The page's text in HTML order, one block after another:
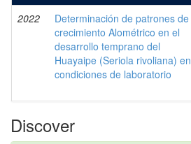
2022
Determinación de patrones de
crecimiento Alométrico en el
desarrollo temprano del
Huayaipe (Seriola rivoliana) en
condiciones de laboratorio
Discover